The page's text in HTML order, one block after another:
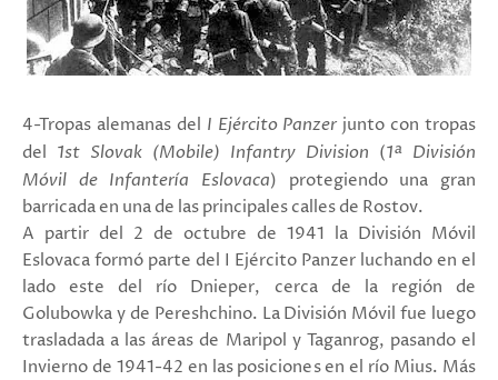
4-Tropas alemanas del I Ejército Panzer junto con tropas
del 1st Slovak (Mobile) Infantry Division (1ª División
Móvil de Infantería Eslovaca) protegiendo una gran
barricada en una de las principales calles de Rostov.
A partir del 2 de octubre de 1941 la División Móvil
Eslovaca formó parte del I Ejército Panzer luchando en el
lado este del río Dnieper, cerca de la región de
Golubowka y de Pereshchino. La División Móvil fue luego
trasladada a las áreas de Maripol y Taganrog, pasando el
Invierno de 1941-42 en las posiciones en el río Mius. Más